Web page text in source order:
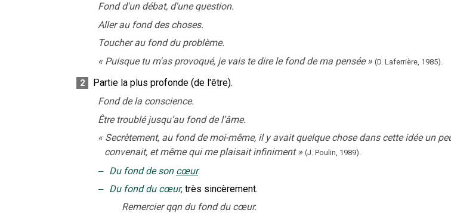
Fond d'un débat, d'une question.
Aller au fond des choses.
Toucher au fond du problème.
« Puisque tu m'as provoqué, je vais te dire le fond de ma pensée » (D. Laferrière, 1985).
2
Partie la plus profonde (de l'être).
Fond de la conscience.
Être troublé jusqu’au fond de l’âme.
« Secrètement, au fond de moi-même, il y avait quelque chose dans cette idée un
convenait, et même qui me plaisait infiniment » (J. Poulin, 1989).
‒ Du fond de son cœur.
‒ Du fond du cœur, très sincèrement.
Remercier qqn du fond du cœur.